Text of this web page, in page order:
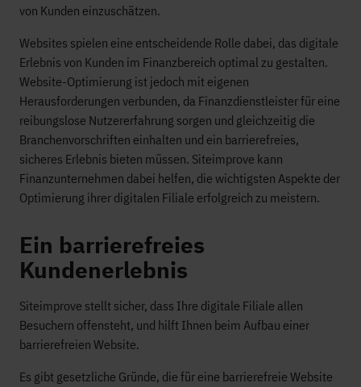
von Kunden einzuschätzen.
Websites spielen eine entscheidende Rolle dabei, das digitale
Erlebnis von Kunden im Finanzbereich optimal zu gestalten.
Website-Optimierung ist jedoch mit eigenen
Herausforderungen verbunden, da Finanzdienstleister für eine
reibungslose Nutzererfahrung sorgen und gleichzeitig die
Branchenvorschriften einhalten und ein barrierefreies,
sicheres Erlebnis bieten müssen. Siteimprove kann
Finanzunternehmen dabei helfen, die wichtigsten Aspekte der
Optimierung ihrer digitalen Filiale erfolgreich zu meistern.
Ein barrierefreies
Kundenerlebnis
Siteimprove stellt sicher, dass Ihre digitale Filiale allen
Besuchern offensteht, und hilft Ihnen beim Aufbau einer
barrierefreien Website.
Es gibt gesetzliche Gründe, die für eine barrierefreie Website